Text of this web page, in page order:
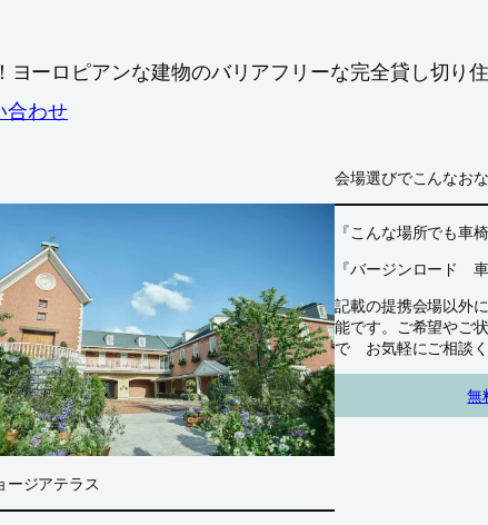
ーロピアンな建物のバリアフリーな完全貸し切り
合わせ
ージアテラス
会場選びでこんなお
『こんな場所でも車
『バージンロード
記載の提携会場以外
能です。ご希望やご
で お気軽にご相談
無